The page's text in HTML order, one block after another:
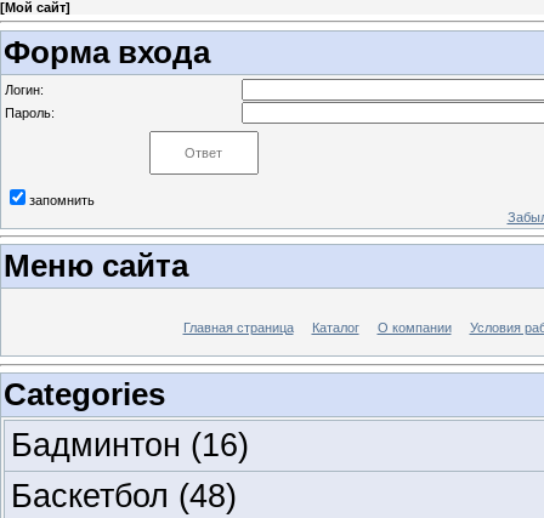
[Мой сайт]
Форма входа
Логин:
Пароль:
запомнить
Меню сайта
Главная страница Каталог О компании Условия
Categories
Бадминтон (16)
Баскетбол (48)